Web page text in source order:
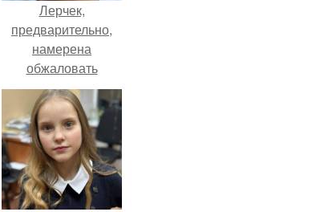
Лерчек,
предварительно,
намерена
обжаловать
приговор.